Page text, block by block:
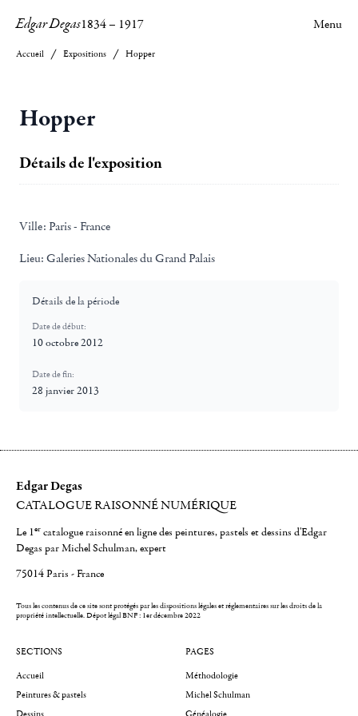
Edgar Degas1834– 1917 Menu
Accueil Expositions Hopper
Hopper
Détails de l'exposition
Ville: Paris - France
Lieu: Galeries Nationales du Grand Palais
Détails de la période
Date de début:
10 octobre 2012
Date de fin:
28 janvier 2013
Edgar Degas
CATALOGUE RAISONNÉ NUMÉRIQUE
Le 1er catalogue raisonné en ligne des peintures, pastels et dessins d'Edgar
Degas par Michel Schulman, expert
75014 Paris - France
Tous les contenus de ce site sont protégés par les dispositions légales et réglementaires sur les droits de la
propriété intellectuelle.Dépot légal BNF : 1er décembre 2022
SECTIONS
Accueil
Peintures & pastels
PAGES
Méthodologie
Michel Schulman